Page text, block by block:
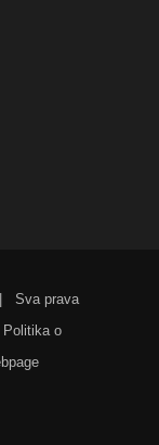
Sva prava
Politika o